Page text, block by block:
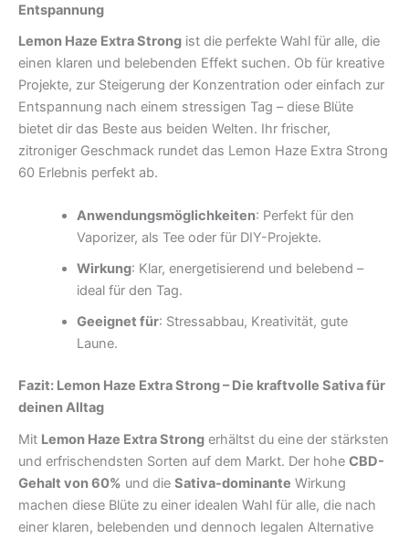
Entspannung
Lemon Haze Extra Strong ist die perfekte Wahl für alle, die
einen klaren und belebenden Effekt suchen. Ob für kreative
Projekte, zur Steigerung der Konzentration oder einfach zur
Entspannung nach einem stressigen Tag – diese Blüte
bietet dir das Beste aus beiden Welten. Ihr frischer,
zitroniger Geschmack rundet das Lemon Haze Extra Strong
60 Erlebnis perfekt ab.
Anwendungsmöglichkeiten: Perfekt für den
Vaporizer, als Tee oder für DIY-Projekte.
Wirkung: Klar, energetisierend und belebend –
ideal für den Tag.
Geeignet für: Stressabbau, Kreativität, gute
Laune.
Fazit: Lemon Haze Extra Strong – Die kraftvolle Sativa für
deinen Alltag
Mit Lemon Haze Extra Strong erhältst du eine der stärksten
und erfrischendsten Sorten auf dem Markt. Der hohe CBD-
Gehalt von 60% und die Sativa-dominante Wirkung
machen diese Blüte zu einer idealen Wahl für alle, die nach
einer klaren, belebenden und dennoch legalen Alternative